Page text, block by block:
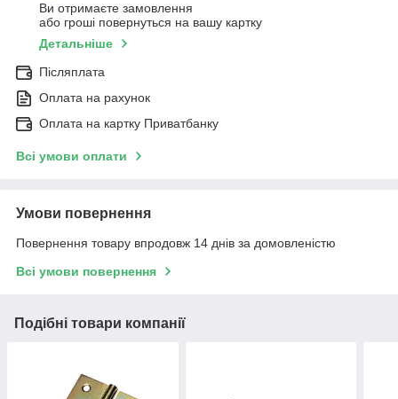
Ви отримаєте замовлення
або гроші повернуться на вашу картку
Детальніше
Післяплата
Оплата на рахунок
Оплата на картку Приватбанку
Всі умови оплати
Умови повернення
Повернення товару впродовж 14 днів за домовленістю
Всі умови повернення
Подібні товари компанії